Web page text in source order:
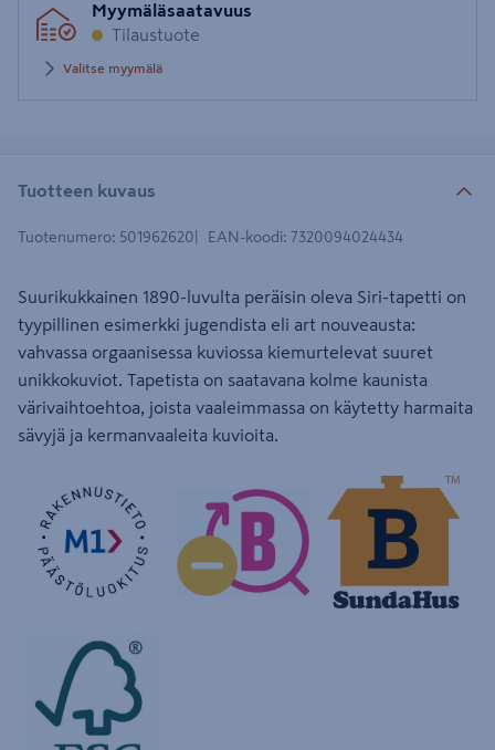
Myymäläsaatavuus
Tilaustuote
Valitse myymälä
Tuotteen kuvaus
Tuotenumero: 501962620 EAN-koodi: 7320094024434
Suurikukkainen 1890-luvulta peräisin oleva Siri-tapetti on
tyypillinen esimerkki jugendista eli art nouveausta:
vahvassa orgaanisessa kuviossa kiemurtelevat suuret
unikkokuviot. Tapetista on saatavana kolme kaunista
värivaihtoehtoa, joista vaaleimmassa on käytetty harmaita
sävyjä ja kermanvaaleita kuvioita.